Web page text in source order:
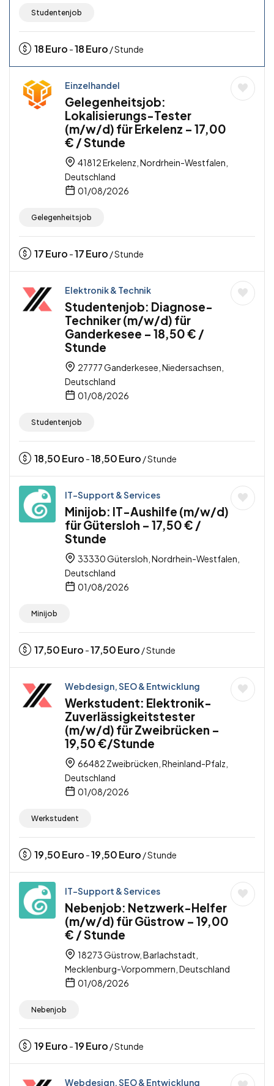
Studentenjob
18Euro -18Euro / Stunde
Einzelhandel
Gelegenheitsjob:
Lokalisierungs-Tester
(m/w/d) für Erkelenz – 17,00
€ / Stunde
41812 Erkelenz, Nordrhein-Westfalen,
Deutschland
01/08/2026
Gelegenheitsjob
17Euro -17Euro / Stunde
Elektronik & Technik
Studentenjob: Diagnose-
Techniker (m/w/d) für
Ganderkesee – 18,50 € /
Stunde
27777 Ganderkesee, Niedersachsen,
Deutschland
01/08/2026
Studentenjob
18,50Euro -18,50Euro / Stunde
IT-Support & Services
Minijob: IT-Aushilfe (m/w/d)
für Gütersloh – 17,50 € /
Stunde
33330 Gütersloh, Nordrhein-Westfalen,
Deutschland
01/08/2026
Minijob
17,50Euro -17,50Euro / Stunde
Webdesign, SEO & Entwicklung
Werkstudent: Elektronik-
Zuverlässigkeitstester
(m/w/d) für Zweibrücken –
19,50 €/Stunde
66482 Zweibrücken, Rheinland-Pfalz,
Deutschland
01/08/2026
Werkstudent
19,50Euro -19,50Euro / Stunde
IT-Support & Services
Nebenjob: Netzwerk-Helfer
(m/w/d) für Güstrow – 19,00
€ / Stunde
18273 Güstrow, Barlachstadt,
Mecklenburg-Vorpommern, Deutschland
01/08/2026
Nebenjob
19Euro -19Euro / Stunde
Webdesign, SEO & Entwicklung